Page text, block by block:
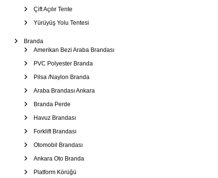
Çift Açılır Tente
Yürüyüş Yolu Tentesi
Branda
Amerikan Bezi Araba Brandası
PVC Polyester Branda
Pilsa /Naylon Branda
Araba Brandası Ankara
Branda Perde
Havuz Brandası
Forklift Brandası
Otomobil Brandası
Ankara Oto Branda
Platform Körüğü